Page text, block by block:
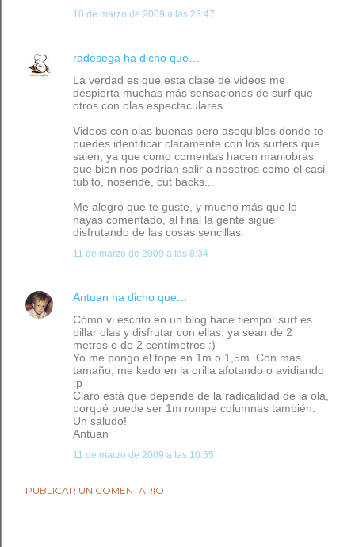
10 de marzo de 2009 a las 23:47
radesega ha dicho que…
La verdad es que esta clase de videos me
despierta muchas más sensaciones de surf que
otros con olas espectaculares.
Videos con olas buenas pero asequibles donde te
puedes identificar claramente con los surfers que
salen, ya que como comentas hacen maniobras
que bien nos podrian salir a nosotros como el casi
tubito, noseride, cut backs...
Me alegro que te guste, y mucho más que lo
hayas comentado, al final la gente sigue
disfrutando de las cosas sencillas.
11 de marzo de 2009 a las 8:34
Antuan ha dicho que…
Cómo vi escrito en un blog hace tiempo: surf es
pillar olas y disfrutar con ellas, ya sean de 2
metros o de 2 centímetros :)
Yo me pongo el tope en 1m o 1,5m. Con más
tamaño, me kedo en la orilla afotando o avidiando
:p
Claro está que depende de la radicalidad de la ola,
porqué puede ser 1m rompe columnas también.
Un saludo!
Antuan
11 de marzo de 2009 a las 10:55
PUBLICAR UN COMENTARIO